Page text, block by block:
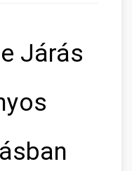
Járás